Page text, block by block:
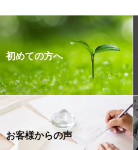
初めての方へ
お客様からの声